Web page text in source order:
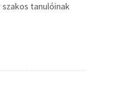
tanulóinak